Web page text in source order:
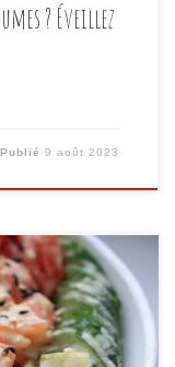
? Éveillez
Publié9 août 2023
article
un repas, il
Que